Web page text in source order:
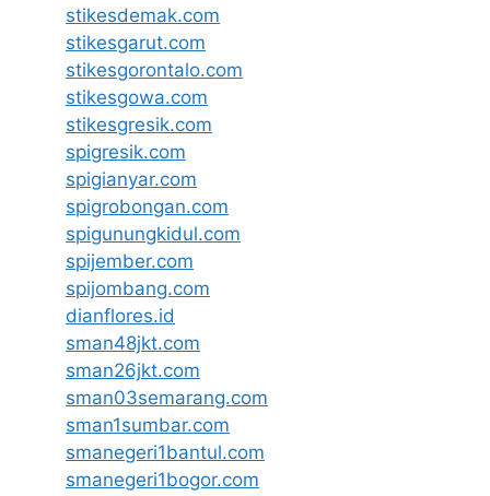
stikesdemak.com
stikesgarut.com
stikesgorontalo.com
stikesgowa.com
stikesgresik.com
spigresik.com
spigianyar.com
spigrobongan.com
spigunungkidul.com
spijember.com
spijombang.com
dianflores.id
sman48jkt.com
sman26jkt.com
sman03semarang.com
sman1sumbar.com
smanegeri1bantul.com
smanegeri1bogor.com